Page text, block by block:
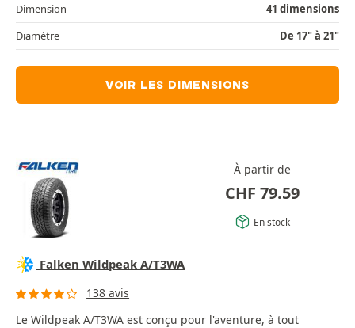
Dimension
41 dimensions
Diamètre
De 17" à 21"
VOIR LES DIMENSIONS
À partir de
CHF 79.59
En stock
Falken Wildpeak A/T3WA
138 avis
Le Wildpeak A/T3WA est conçu pour l'aventure, à tout